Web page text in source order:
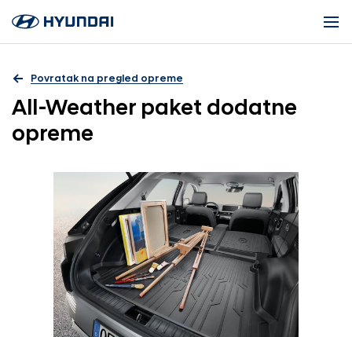
Povratak na pregled opreme
All-Weather paket dodatne
opreme